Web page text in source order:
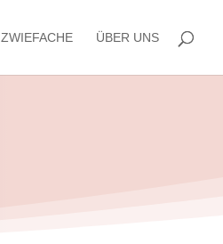
ZWIEFACHE ÜBER UNS